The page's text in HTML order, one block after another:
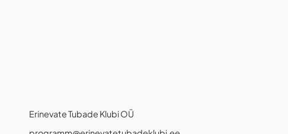
Erinevate Tubade Klubi OÜ